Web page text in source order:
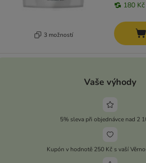
3 možností
180 Kč
Vaše výhody
5% sleva při objednávce nad 2
Kupón v hodnotě 250 Kč s vaší